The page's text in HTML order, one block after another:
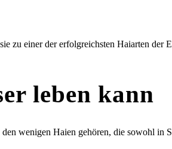
zu einer der erfolgreichsten Haiarten der
leben kann
wenigen Haien gehören, die sowohl in